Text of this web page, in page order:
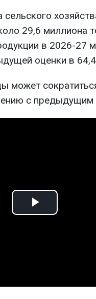
29,6 миллиона
в 2026-27
оценки в
может
с предыдущим
Play